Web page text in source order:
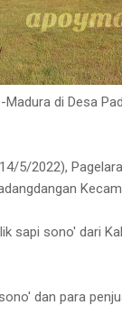
di Desa
5/2022),
sapi sono' dari
dan para